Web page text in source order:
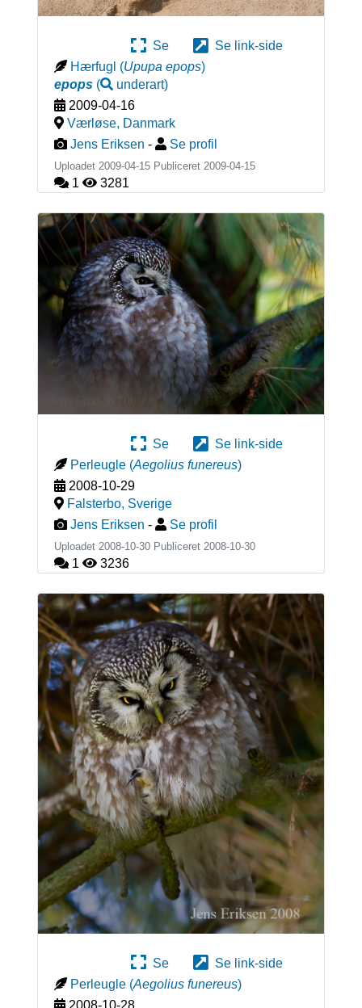
Se
Se link-side
Hærfugl (Upupa epops)
epops( underart)
2009-04-16
Værløse, Danmark
Jens Eriksen - Se profil
Uploadet 2009-04-15 Publiceret 2009-04-15
1 3281
Se
Se link-side
Perleugle (Aegolius funereus)
2008-10-29
Falsterbo, Sverige
Jens Eriksen - Se profil
Uploadet 2008-10-30 Publiceret 2008-10-30
1 3236
Se
Se link-side
Perleugle (Aegolius funereus)
2008-10-28